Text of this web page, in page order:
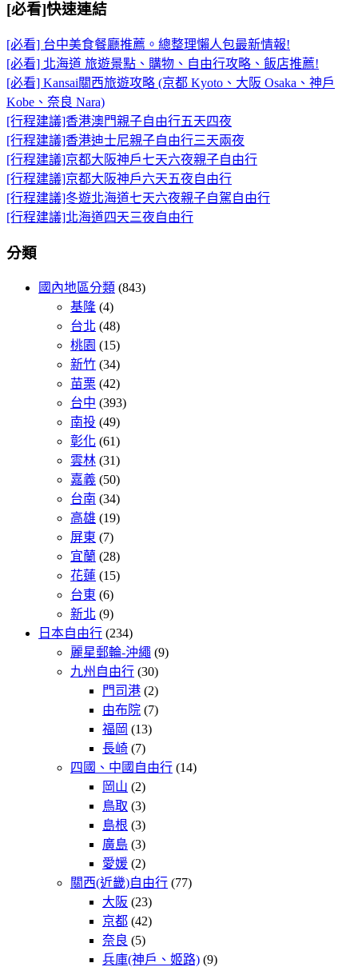
[必看]快速連結
[必看] 台中美食餐廳推薦。總整理懶人包最新情報!
[必看] 北海道 旅遊景點、購物、自由行攻略、飯店推薦!
[必看] Kansai關西旅遊攻略 (京都 Kyoto、大阪 Osaka、神戶
Kobe、奈良 Nara)
[行程建議]香港澳門親子自由行五天四夜
[行程建議]香港迪士尼親子自由行三天兩夜
[行程建議]京都大阪神戶七天六夜親子自由行
[行程建議]京都大阪神戶六天五夜自由行
[行程建議]冬遊北海道七天六夜親子自駕自由行
[行程建議]北海道四天三夜自由行
分類
國內地區分類 (843)
基隆 (4)
台北 (48)
桃園 (15)
新竹 (34)
苗栗 (42)
台中 (393)
南投 (49)
彰化 (61)
雲林 (31)
嘉義 (50)
台南 (34)
高雄 (19)
屏東 (7)
宜蘭 (28)
花蓮 (15)
台東 (6)
新北 (9)
日本自由行 (234)
麗星郵輪-沖繩 (9)
九州自由行 (30)
門司港 (2)
由布院 (7)
福岡 (13)
長崎 (7)
四國、中國自由行 (14)
岡山 (2)
鳥取 (3)
島根 (3)
廣島 (3)
愛媛 (2)
關西(近畿)自由行 (77)
大阪 (23)
京都 (42)
奈良 (5)
兵庫(神戶、姬路) (9)